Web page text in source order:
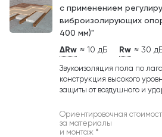
с применением
виброизолирующих
400 мм)"
ΔRw ≈ 10 дБ Rw ≈ 30
Звукоизоляция пола по
конструкция высокого
защиты от воздушного и
Ориентировочная
за материалы
и монтаж *